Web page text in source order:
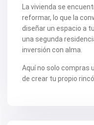
V2223
V2224
V2226
V2228
V2230
V2232
V2237
V2239
La vivienda se
reformar, lo que la
diseñar un espacio a
una segunda
inversión con alma.
Aquí no solo compras
de crear tu propio